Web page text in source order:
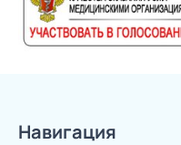
Навигация